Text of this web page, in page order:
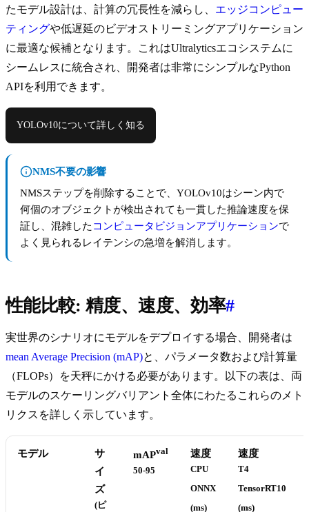
たモデル設計は、計算の冗長性を減らし、 エッジコンピュー
ティングや低遅延のビデオストリーミングアプリケーション
に最適な候補となります。これはUltralyticsエコシステムに
シームレスに統合され、開発者は非常にシンプルなPython
APIを利用できます。
YOLOv10について詳しく知る
NMS不要の影響
NMSステップを削除することで、YOLOv10はシーン内で
何個のオブジェクトが検出されても一貫した推論速度を保
証し、混雑した コンピュータビジョンアプリケーションで
よく見られるレイテンシの急増を解消します。
性能比較: 精度、速度、効率#
実世界のシナリオにモデルをデプロイする場合、開発者は
mean Average Precision (mAP)と、パラメータ数および計算量
（FLOPs）を天秤にかける必要があります。以下の表は、両
モデルのスケーリングバリアント全体にわたるこれらのメト
リクスを詳しく示しています。
モデル
サ
イ
ズ
(ピ
mAPval
50-95
速度
CPU
ONNX
(ms)
速度
T4
TensorRT10
(ms)